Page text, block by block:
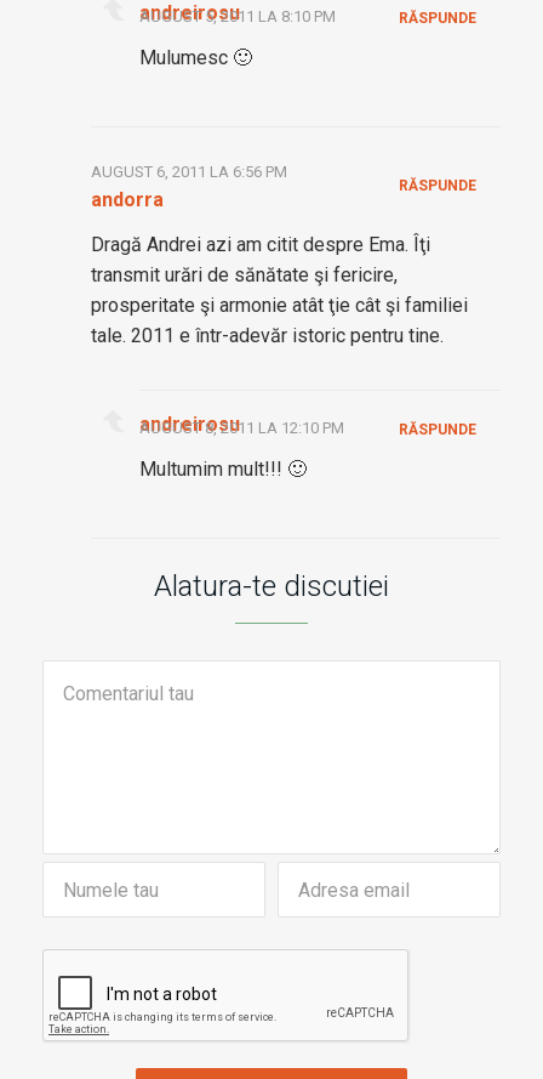
andreirosu
AUGUST 5, 2011 LA 8:10 PM
Mulumesc 🙂
RĂSPUNDE
andorra
AUGUST 6, 2011 LA 6:56 PM
Dragă Andrei azi am citit despre Ema. Îţi
transmit urări de sănătate şi fericire,
prosperitate şi armonie atât ţie cât şi familiei
tale. 2011 e într-adevăr istoric pentru tine.
RĂSPUNDE
andreirosu
AUGUST 8, 2011 LA 12:10 PM
Multumim mult!!! 🙂
RĂSPUNDE
Alatura-te discutiei